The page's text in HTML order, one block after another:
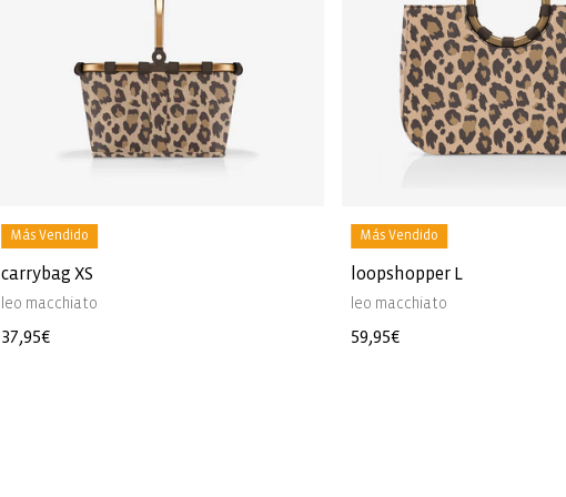
Más Vendido
carrybag XS
leo macchiato
Precio
37,95€
Más Vendido
loopshopper L
leo macchiato
Precio
59,95€